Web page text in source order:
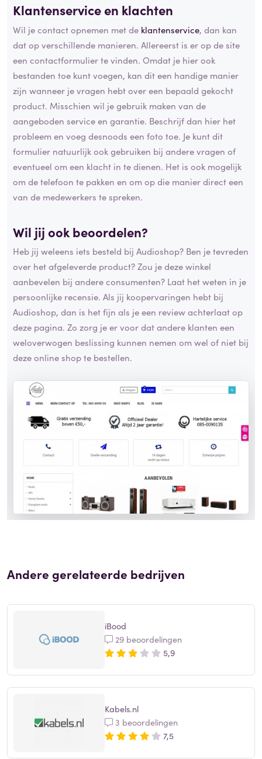
Klantenservice en klachten
Wil je contact opnemen met de klantenservice, dan kan
dat op verschillende manieren. Allereerst is er op de site
een contactformulier te vinden. Omdat je hier ook
bestanden toe kunt voegen, kan dit een handige manier
zijn wanneer je vragen hebt over een bepaald gekocht
product. Misschien wil je gebruik maken van de
aangeboden service en garantie. Beschrijf dan hier het
probleem en voeg desnoods een foto toe. Je kunt dit
formulier natuurlijk ook gebruiken bij andere vragen of
eventueel om een klacht in te dienen. Het is ook mogelijk
om de telefoon te pakken en om op die manier direct een
van de medewerkers te spreken.
Wil jij ook beoordelen?
Heb jij weleens iets besteld bij Audioshop? Ben je tevreden
over het afgeleverde product? Zou je deze winkel
aanbevelen bij andere consumenten? Laat het weten in je
persoonlijke recensie. Als jij koopervaringen hebt bij
Audioshop, dan is het fijn als je een review achterlaat op
deze pagina. Zo zorg je er voor dat andere klanten een
weloverwogen beslissing kunnen nemen om wel of niet bij
deze online shop te bestellen.
Andere gerelateerde bedrijven
iBood
29 beoordelingen
5,9
Kabels.nl
3 beoordelingen
7,5